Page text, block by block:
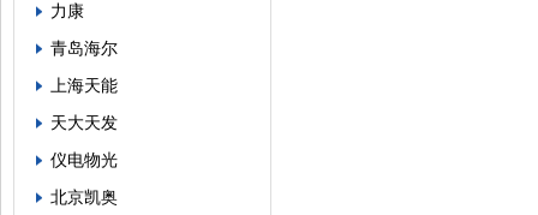
力康
青岛海尔
上海天能
天大天发
仪电物光
北京凯奥